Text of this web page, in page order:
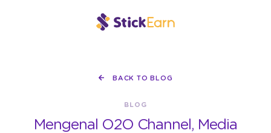
BACK TO BLOG
BLOG
Mengenal O2O Channel, Media